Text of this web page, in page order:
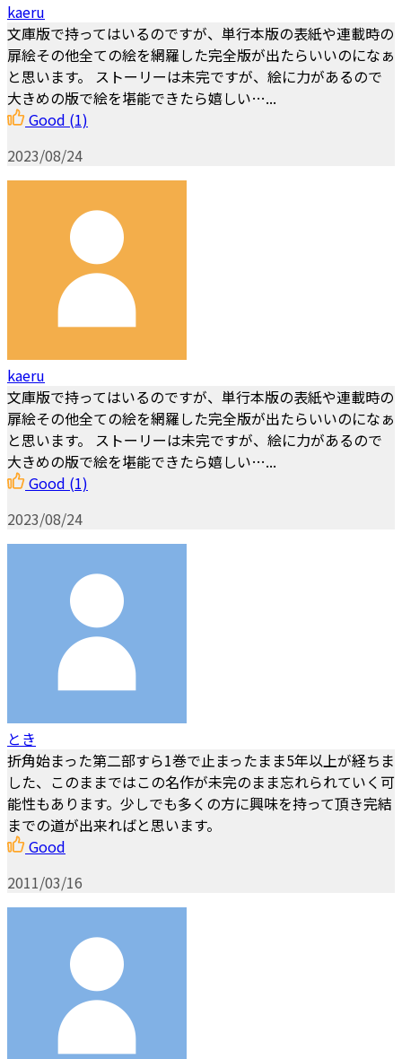
kaeru
文庫版で持ってはいるのですが、単行本版の表紙や連載時の
扉絵その他全ての絵を網羅した完全版が出たらいいのになぁ
と思います。 ストーリーは未完ですが、絵に力があるので
大きめの版で絵を堪能できたら嬉しい…...
Good (1)
2023/08/24
kaeru
文庫版で持ってはいるのですが、単行本版の表紙や連載時の
扉絵その他全ての絵を網羅した完全版が出たらいいのになぁ
と思います。 ストーリーは未完ですが、絵に力があるので
大きめの版で絵を堪能できたら嬉しい…...
Good (1)
2023/08/24
とき
折角始まった第二部すら1巻で止まったまま5年以上が経ちま
した、このままではこの名作が未完のまま忘れられていく可
能性もあります。少しでも多くの方に興味を持って頂き完結
までの道が出来ればと思います。
Good
2011/03/16